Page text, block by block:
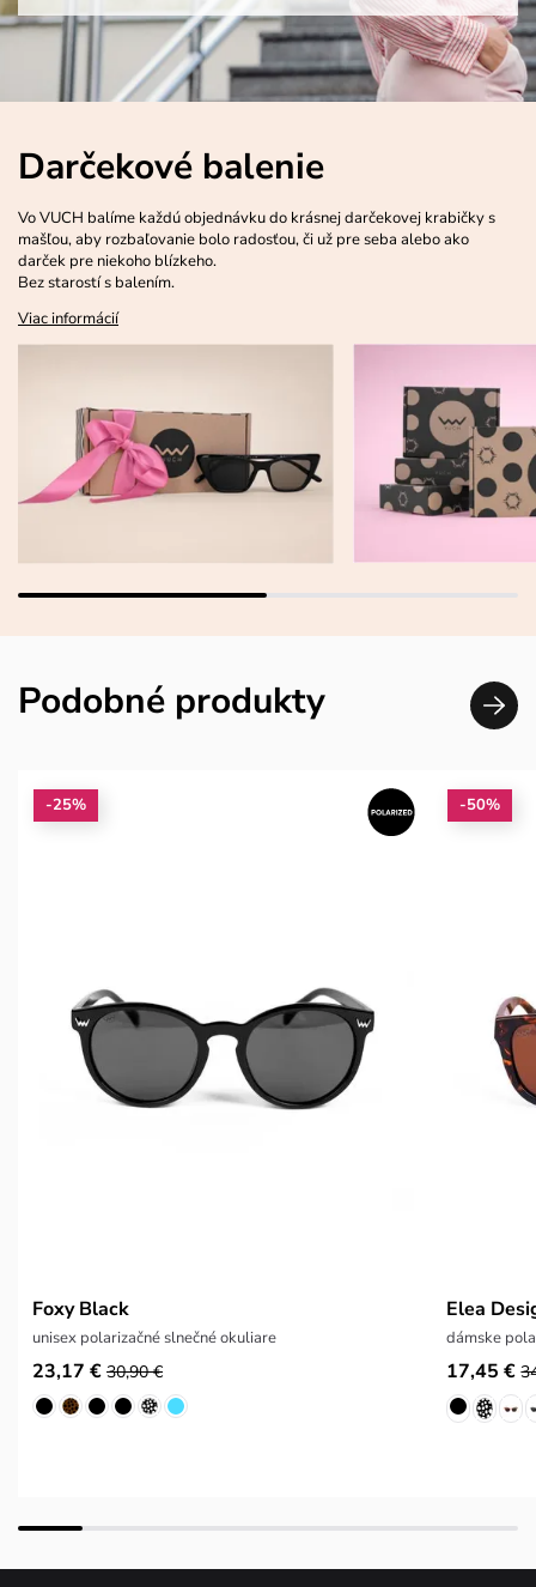
Darčekové balenie
Vo VUCH balíme každú objednávku do krásnej darčekovej krabičky s
mašľou, aby rozbaľovanie bolo radosťou, či už pre seba alebo ako
darček pre niekoho blízkeho.
Bez starostí s balením.
Viac informácií
Podobné produkty
-25%
Foxy Black
unisex polarizačné slnečné okuliare
23,17 € 30,90 €
-50%
Elea
dámske
17,45 €